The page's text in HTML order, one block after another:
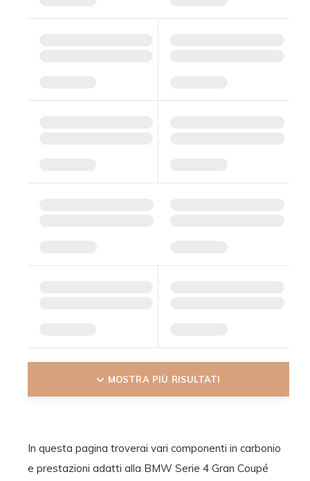
MOSTRA PIÙ RISULTATI
In questa pagina troverai vari componenti in carbonio
e prestazioni adatti alla BMW Serie 4 Gran Coupé